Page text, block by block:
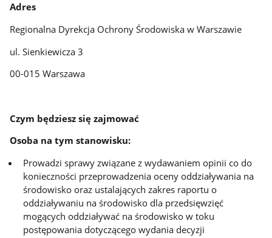
Adres
Regionalna Dyrekcja Ochrony Środowiska w Warszawie
ul. Sienkiewicza 3
00-015 Warszawa
Czym będziesz się zajmować
Osoba na tym stanowisku:
Prowadzi sprawy związane z wydawaniem opinii co do
konieczności przeprowadzenia oceny oddziaływania na
środowisko oraz ustalających zakres raportu o
oddziaływaniu na środowisko dla przedsięwzięć
mogących oddziaływać na środowisko w toku
postępowania dotyczącego wydania decyzji